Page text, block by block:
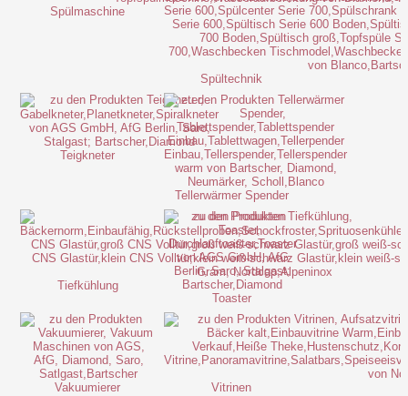
Spülmaschine
Spültechnik
Teigkneter
Tellerwärmer Spender
Tiefkühlung
Toaster
Vakuumierer Vitrinen